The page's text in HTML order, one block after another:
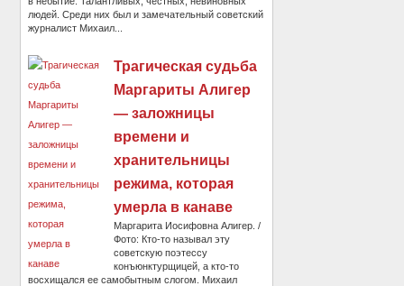
людей. Среди них был и замечательный советский
журналист Михаил...
Трагическая судьба
Маргариты Алигер
— заложницы
времени и
хранительницы
режима, которая
умерла в канаве
Маргарита Иосифовна Алигер. /
Фото: Кто-то называл эту
советскую поэтессу
конъюнктурщицей, а кто-то
восхищался ее самобытным слогом. Михаил